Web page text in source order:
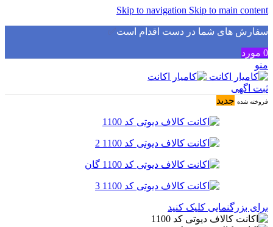
Skip to navigation Skip to main content
سفارش های شما در دست اقدام است✅
0 مورد
منو
ثبت اگهی
فروخته شده جدید
برای بزرگنمایی کلیک کنید